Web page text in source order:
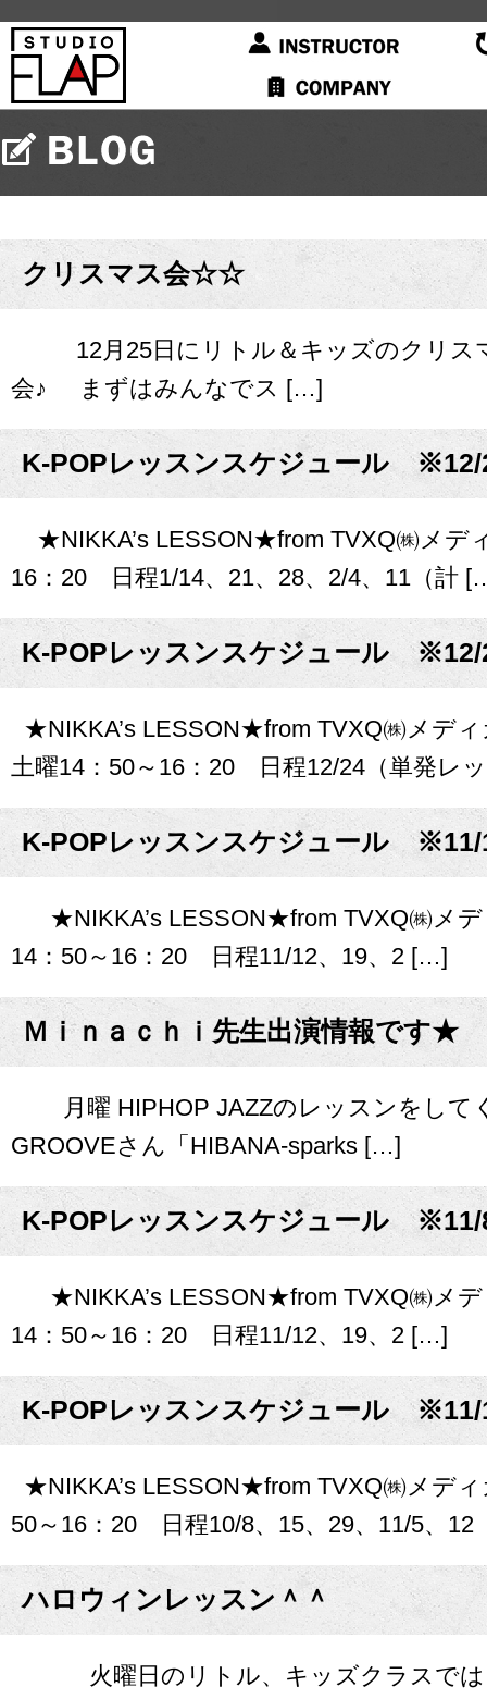
クリスマス会☆☆
12月25日にリトル＆キッズのクリス
会♪ まずはみんなでス […]
K-POPレッスンスケジュール ※12/
★NIKKA’s LESSON★from TVXQ㈱メデ
16：20 日程1/14、21、28、2/4、11（計
K-POPレッスンスケジュール ※12/
★NIKKA’s LESSON★from TVXQ㈱メデ
土曜14：50～16：20 日程12/24（単発レ
K-POPレッスンスケジュール ※11/
★NIKKA’s LESSON★from TVXQ㈱メデ
14：50～16：20 日程11/12、19、2 […]
Ｍｉｎａｃｈｉ先生出演情報です★
月曜 HIPHOP JAZZのレッスンをして
GROOVEさん「HIBANA-sparks […]
K-POPレッスンスケジュール ※11/
★NIKKA’s LESSON★from TVXQ㈱メデ
14：50～16：20 日程11/12、19、2 […]
K-POPレッスンスケジュール ※11/
★NIKKA’s LESSON★from TVXQ㈱メデ
50～16：20 日程10/8、15、29、11/5、
ハロウィンレッスン＾＾
火曜日のリトル、キッズクラスでは